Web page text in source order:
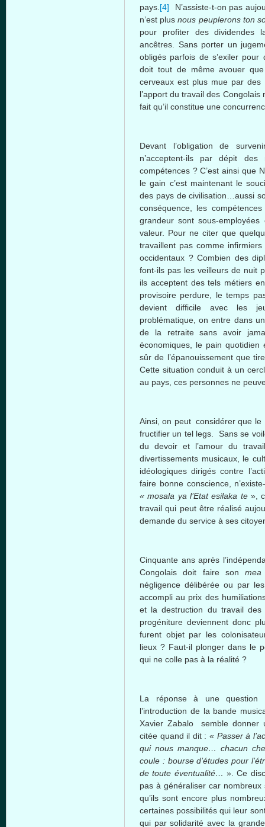
pays. [4] N’assiste-t-on pas
n’est plusnous peupleronston
pour profiterdesdividendes
ancêtres . Sans porter un
obligés parfois de s’exilerpour
doit tout de même avouer que
cerveaux est plus mue par
l’apport du travail des Congolais
fait qu’il constitue une
Devant l’obligation de
n’acceptent-ils pardépit des
compétences ?C’est ainsi que
le gain c’est maintenantle
des pays decivilisation…aussi
conséquence , les compétences
grandeursont sous-employées
valeur. Pour ne citer que
travaillent pas comme infirmiers
occidentaux ? Combien des
font-ils pas les veilleursde nuit
ils acceptentdestels métiers
provisoire perdure , le temps
devient
difficile avecles
problématique , onentre dans
de la retraitesansavoir
économiques , le pain quotidien
sûr de l’épanouissement que
Cette situation conduità un
au pays, ces personnes ne
Ainsi , on peut considérer que
fructifier un tellegs. Sans se
du devoiret l’amourdu
divertissements musicaux, le
idéologiques dirigés contre
faire bonneconscience,
«mosala ya l’Etat esilaka te»,
travail qui peut être réalisé
demande du service à ses
Cinquante ans après
Congolais doit faire sonmea
négligence délibérée ou par
accompli au prix des
et la destruction du travail des
progéniture deviennent donc
furent objet par les
lieux ? Faut-il plonger dans le
qui ne colle pas à la réalité ?
La réponse à une question
l’introduction de la bande
Xavier Zabalo semble donner
citée quand il dit : « Passer à
qui nous manque… chacun
coule : bourse d’études pour
de toute éventualité… ». Ce
pas à généraliser car
qu’ils sont encore plus
certaines possibilités qui leur
qui par solidarité avec la